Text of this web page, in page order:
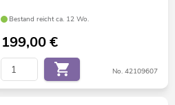
Bestand reicht ca. 12 Wo.
199,00€
No. 42109607